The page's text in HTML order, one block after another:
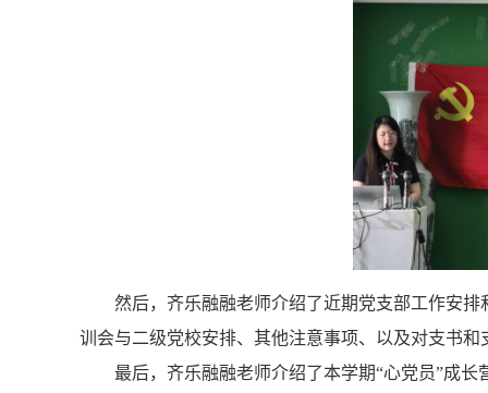
然后，齐乐融融老师介绍了近期党支部工作安
训会与二级党校安排、其他注意事项、以及对支书和
最后，齐乐融融老师介绍了本学期“心党员”成长